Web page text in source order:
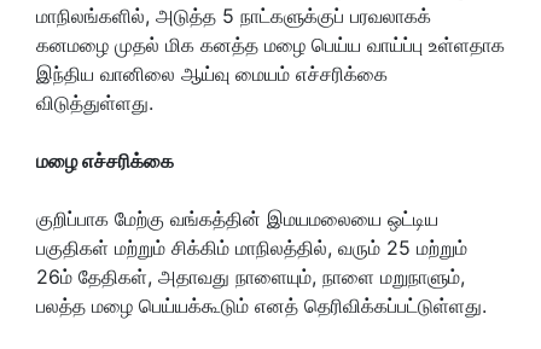
மாநிலங்களில், அடுத்த 5 நாட்களுக்குப் பரவலாகக்
கனமழை முதல் மிக கனத்த மழை பெய்ய வாய்ப்பு உள்ளதாக
இந்திய வானிலை ஆய்வு மையம் எச்சரிக்கை
விடுத்துள்ளது.
மழை எச்சரிக்கை
குறிப்பாக மேற்கு வங்கத்தின் இமயமலையை ஒட்டிய
பகுதிகள் மற்றும் சிக்கிம் மாநிலத்தில், வரும் 25 மற்றும்
26ம் தேதிகள், அதாவது நாளையும், நாளை மறுநாளும்,
பலத்த மழை பெய்யக்கூடும் எனத் தெரிவிக்கப்பட்டுள்ளது.